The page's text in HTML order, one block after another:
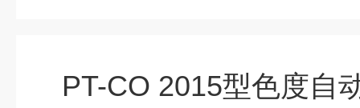
PT-CO 2015型色度自